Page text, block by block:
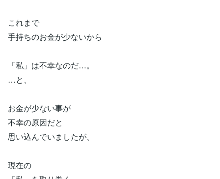
これまで
手持ちのお金が少ないから
「私」は不幸なのだ…。
…と、
お金が少ない事が
不幸の原因だと
思い込んでいましたが、
現在の